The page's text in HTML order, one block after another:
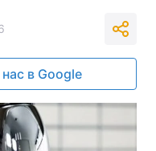
в Google